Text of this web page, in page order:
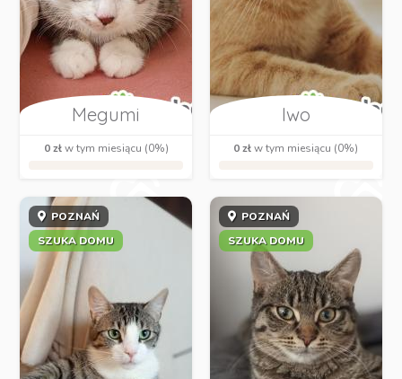
Megumi
0 złw tym miesiącu (0%)
Iwo
0 złw tym miesiącu (0%)
POZNAŃ
SZUKA DOMU
POZNAŃ
SZUKA DOMU